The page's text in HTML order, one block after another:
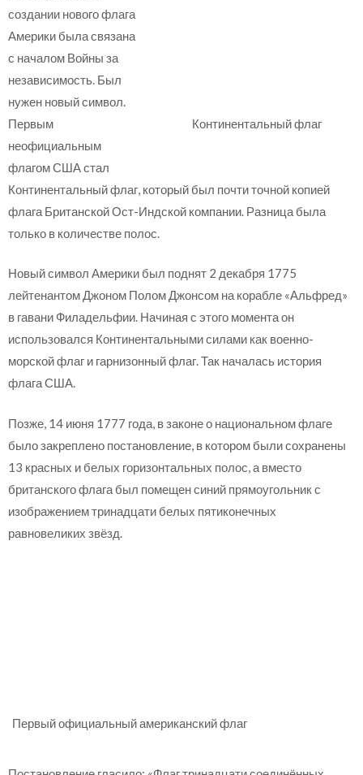
Континентальный флаг
создании нового флага
Америки была связана
с началом Войны за
независимость. Был
нужен новый символ.
Первым
неофициальным
флагом США стал
Континентальный флаг, который был почти точной копией
флага Британской Ост-Индской компании. Разница была
только в количестве полос.
Новый символ Америки был поднят 2 декабря 1775
лейтенантом Джоном Полом Джонсом на корабле «Альфред»
в гавани Филадельфии. Начиная с этого момента он
использовался Континентальными силами как военно-
морской флаг и гарнизонный флаг. Так началась история
флага США.
Позже, 14 июня 1777 года, в законе о национальном флаге
было закреплено постановление, в котором были сохранены
13 красных и белых горизонтальных полос, а вместо
британского флага был помещен синий прямоугольник с
изображением тринадцати белых пятиконечных
равновеликих звёзд.
Первый официальный американский флаг